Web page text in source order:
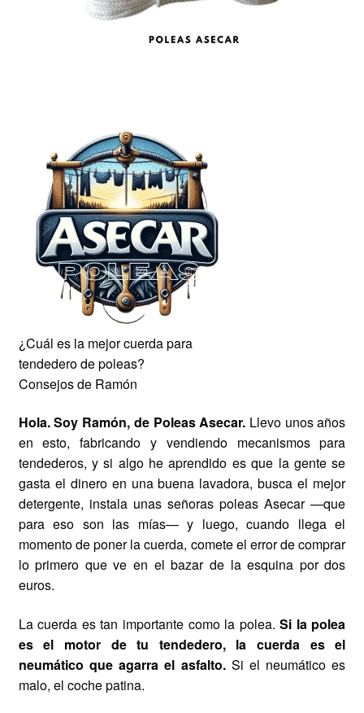
¿Cuál es la mejor cuerda para
tendedero de poleas?
Consejos de Ramón
Hola. Soy Ramón, de Poleas Asecar. Llevo unos años
en esto, fabricando y vendiendo mecanismos para
tendederos, y si algo he aprendido es que la gente se
gasta el dinero en una buena lavadora, busca el mejor
detergente, instala unas señoras poleas Asecar —que
para eso son las mías— y luego, cuando llega el
momento de poner la cuerda, comete el error de comprar
lo primero que ve en el bazar de la esquina por dos
euros.
La cuerda es tan importante como la polea.Si la polea
es el motor de tu tendedero, la cuerda es el
neumático que agarra el asfalto.Si el neumático es
malo, el coche patina.